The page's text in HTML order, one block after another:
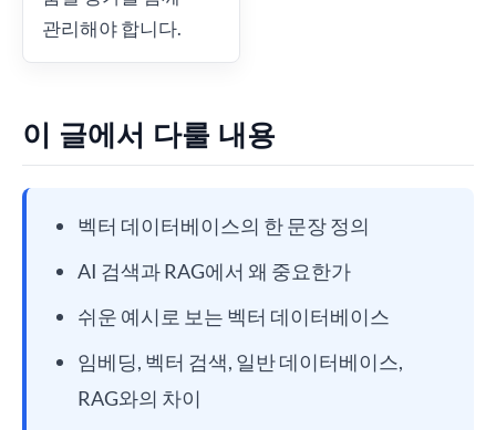
관리해야 합니다.
이 글에서 다룰 내용
벡터 데이터베이스의 한 문장 정의
AI 검색과 RAG에서 왜 중요한가
쉬운 예시로 보는 벡터 데이터베이스
임베딩, 벡터 검색, 일반 데이터베이스,
RAG와의 차이